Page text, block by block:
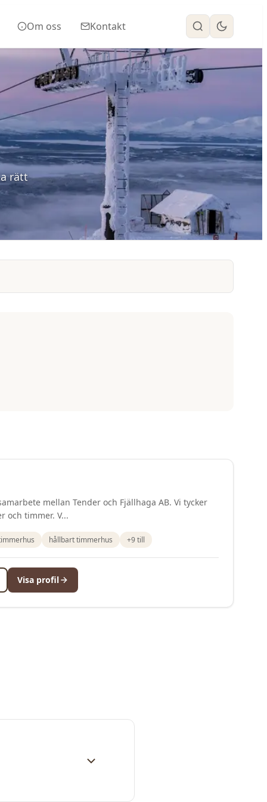
Om oss Kontakt
rätt
mellan Tender och Fjällhaga AB. Vi tycker
och timmer. V...
hållbart timmerhus +9till
Visa profil